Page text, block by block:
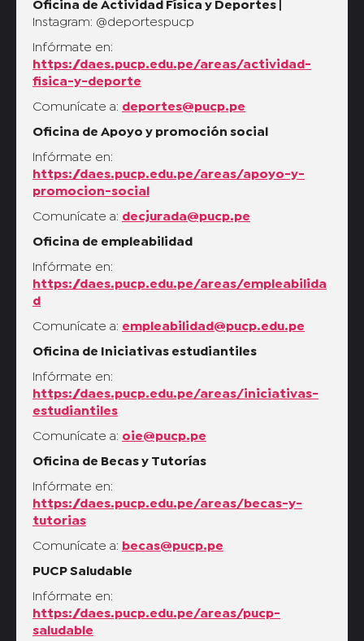
Oficina de Actividad Física y Deportes |
Instagram: @deportespucp
Infórmate en:
https://daes.pucp.edu.pe/areas/actividad-
fisica-y-deporte
Comunícate a: deportes@pucp.pe
Oficina de Apoyo y promoción social
Infórmate en:
https://daes.pucp.edu.pe/areas/apoyo-y-
promocion-social
Comunícate a: decjurada@pucp.pe
Oficina de empleabilidad
Infórmate en:
https://daes.pucp.edu.pe/areas/empleabilida
d
Comunícate a: empleabilidad@pucp.edu.pe
Oficina de Iniciativas estudiantiles
Infórmate en:
https://daes.pucp.edu.pe/areas/iniciativas-
estudiantiles
Comunícate a: oie@pucp.pe
Oficina de Becas y Tutorías
Infórmate en:
https://daes.pucp.edu.pe/areas/becas-y-
tutorias
Comunícate a: becas@pucp.pe
PUCP Saludable
Infórmate en:
https://daes.pucp.edu.pe/areas/pucp-
saludable